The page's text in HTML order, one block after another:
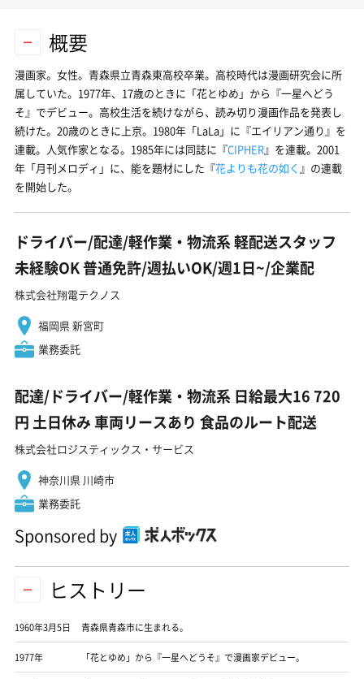
概要
漫画家。女性。青森県立青森東高校卒業。高校時代は漫画研究会に所
属していた。1977年、17歳のときに「花とゆめ」から『一星へどう
そ』でデビュー。高校生活を続けながら、読み切り漫画作品を発表し
続けた。20歳のときに上京。1980年「LaLa」に『エイリアン通り』を
連載。人気作家となる。1985年には同誌に『CIPHER』を連載。2001
年「月刊メロディ」に、能を題材にした『花よりも花の如く 』の連載
を開始した。
ドライバー/配達/軽作業・物流系 軽配送スタッフ
未経験OK 普通免許/週払いOK/週1日~/企業配
株式会社翔電テクノス
福岡県 新宮町
業務委託
配達/ドライバー/軽作業・物流系 日給最大16 720
円 土日休み 車両リースあり 食品のルート配送
株式会社ロジスティックス・サービス
神奈川県 川崎市
業務委託
Sponsored by
ヒストリー
1960年3月5日 青森県青森市に生まれる。
1977年 「花とゆめ」から『一星へどうそ』で漫画家デビュー。